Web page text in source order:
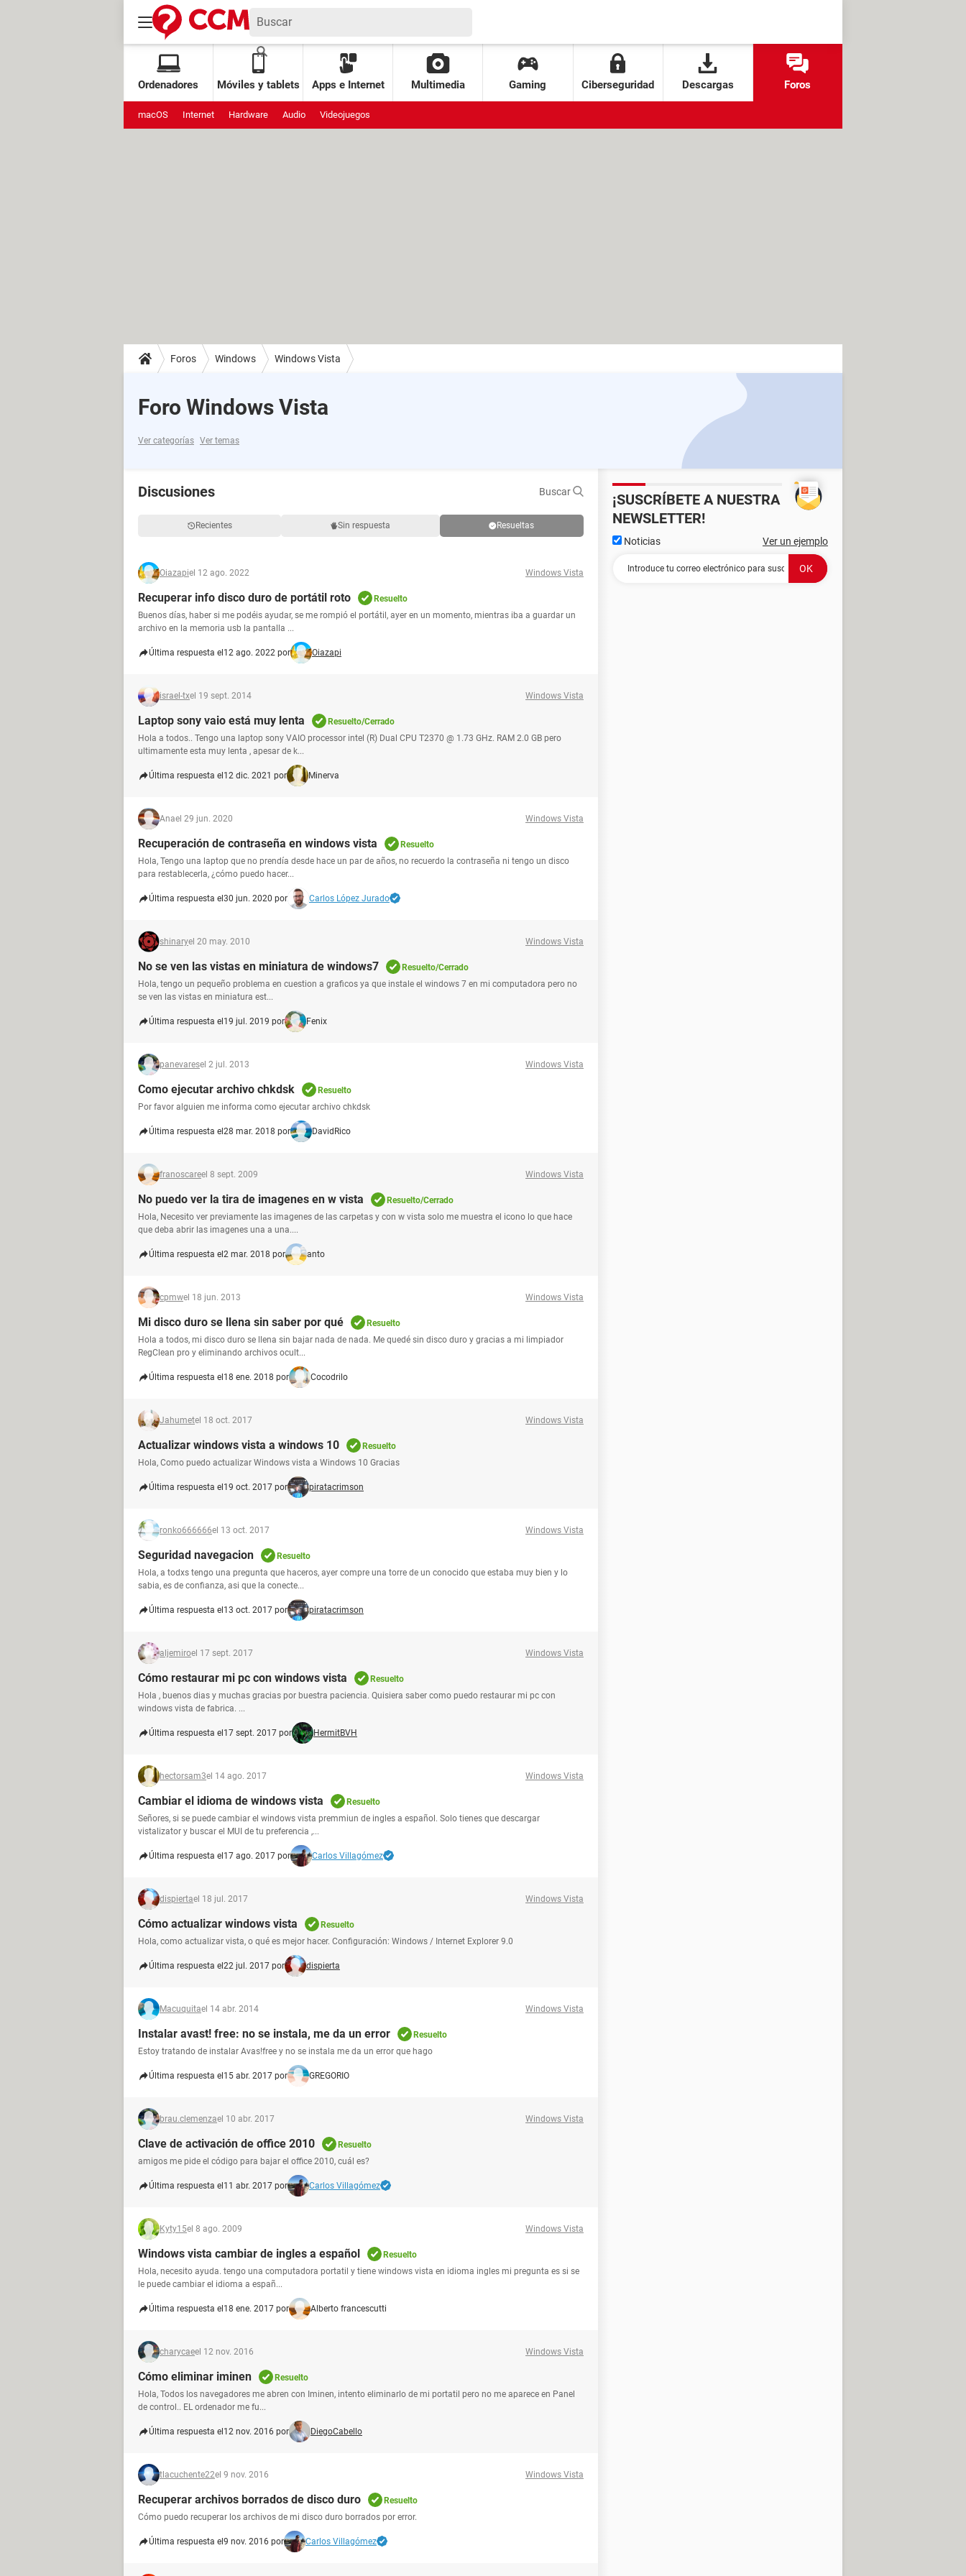
Ordenadores Móviles y tablets Apps e Internet Multimedia Gaming Ciberseguridad Descargas Foros
macOS Internet Hardware Audio Videojuegos
Foros Windows Windows Vista
Foro Windows Vista
Ver categorías Ver temas
Discusiones Buscar
Recientes Sin respuesta Resueltas
Oiazapiel 12 ago. 2022 Windows Vista
Recuperar info disco duro de portátil roto
Resuelto
Buenos días, haber si me podéis ayudar, se me rompió el portátil, ayer en un momento, mientras iba a guardar un
archivo en la memoria usb la pantalla ...
Última respuesta el 12 ago. 2022 por Oiazapi
israel-txel 19 sept. 2014 Windows Vista
Laptop sony vaio está muy lenta
Resuelto/Cerrado
Hola a todos.. Tengo una laptop sony VAIO processor intel (R) Dual CPU T2370 @ 1.73 GHz. RAM 2.0 GB pero
ultimamente esta muy lenta , apesar de k...
Última respuesta el 12 dic. 2021 por Minerva
Anael 29 jun. 2020 Windows Vista
Recuperación de contraseña en windows vista
Resuelto
Hola, Tengo una laptop que no prendía desde hace un par de años, no recuerdo la contraseña ni tengo un disco
para restablecerla, ¿cómo puedo hacer...
Última respuesta el 30 jun. 2020 por Carlos López Jurado
shinaryel 20 may. 2010 Windows Vista
No se ven las vistas en miniatura de windows7
Resuelto/Cerrado
Hola, tengo un pequeño problema en cuestion a graficos ya que instale el windows 7 en mi computadora pero no
se ven las vistas en miniatura est...
Última respuesta el 19 jul. 2019 por Fenix
panevaresel 2 jul. 2013 Windows Vista
Como ejecutar archivo chkdsk
Resuelto
Por favor alguien me informa como ejecutar archivo chkdsk
Última respuesta el 28 mar. 2018 por DavidRico
franoscareel 8 sept. 2009 Windows Vista
No puedo ver la tira de imagenes en w vista
Resuelto/Cerrado
Hola, Necesito ver previamente las imagenes de las carpetas y con w vista solo me muestra el icono lo que hace
que deba abrir las imagenes una a una....
Última respuesta el 2 mar. 2018 por anto
cpmwel 18 jun. 2013 Windows Vista
Mi disco duro se llena sin saber por qué
Resuelto
Hola a todos, mi disco duro se llena sin bajar nada de nada. Me quedé sin disco duro y gracias a mi limpiador
RegClean pro y eliminando archivos ocult...
Última respuesta el 18 ene. 2018 por Cocodrilo
Jahumetel 18 oct. 2017 Windows Vista
Actualizar windows vista a windows 10
Resuelto
Hola, Como puedo actualizar Windows vista a Windows 10 Gracias
Última respuesta el 19 oct. 2017 por piratacrimson
ronko666666el 13 oct. 2017 Windows Vista
Seguridad navegacion
Resuelto
Hola, a todxs tengo una pregunta que haceros, ayer compre una torre de un conocido que estaba muy bien y lo
sabia, es de confianza, asi que la conecte...
Última respuesta el 13 oct. 2017 por piratacrimson
aljemiroel 17 sept. 2017 Windows Vista
Cómo restaurar mi pc con windows vista
Resuelto
Hola , buenos dias y muchas gracias por buestra paciencia. Quisiera saber como puedo restaurar mi pc con
windows vista de fabrica. ...
Última respuesta el 17 sept. 2017 por HermitBVH
hectorsam3el 14 ago. 2017 Windows Vista
Cambiar el idioma de windows vista
Resuelto
Señores, si se puede cambiar el windows vista premmiun de ingles a español. Solo tienes que descargar
vistalizator y buscar el MUI de tu preferencia ,...
Última respuesta el 17 ago. 2017 por Carlos Villagómez
dispiertael 18 jul. 2017 Windows Vista
Cómo actualizar windows vista
Resuelto
Hola, como actualizar vista, o qué es mejor hacer. Configuración: Windows / Internet Explorer 9.0
Última respuesta el 22 jul. 2017 por dispierta
Macuquitael 14 abr. 2014 Windows Vista
Instalar avast! free: no se instala, me da un error
Resuelto
Estoy tratando de instalar Avas!free y no se instala me da un error que hago
Última respuesta el 15 abr. 2017 por GREGORIO
brau.clemenzael 10 abr. 2017 Windows Vista
Clave de activación de office 2010
Resuelto
amigos me pide el código para bajar el office 2010, cuál es?
Última respuesta el 11 abr. 2017 por Carlos Villagómez
Kyty15el 8 ago. 2009 Windows Vista
Windows vista cambiar de ingles a español
Resuelto
Hola, necesito ayuda. tengo una computadora portatil y tiene windows vista en idioma ingles mi pregunta es si se
le puede cambiar el idioma a españ...
Última respuesta el 18 ene. 2017 por Alberto francescutti
charycaeel 12 nov. 2016 Windows Vista
Cómo eliminar iminen
Resuelto
Hola, Todos los navegadores me abren con Iminen, intento eliminarlo de mi portatil pero no me aparece en Panel
de control.. EL ordenador me fu...
Última respuesta el 12 nov. 2016 por DiegoCabello
tlacuchente22el 9 nov. 2016 Windows Vista
Recuperar archivos borrados de disco duro
Resuelto
Cómo puedo recuperar los archivos de mi disco duro borrados por error.
Última respuesta el 9 nov. 2016 por Carlos Villagómez
¡SUSCRÍBETE A NUESTRA
NEWSLETTER!
Noticias Ver un ejemplo